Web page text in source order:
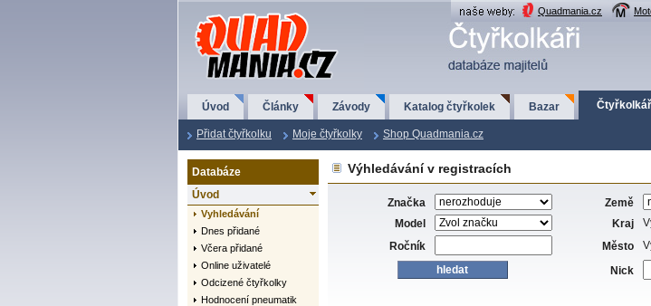
QuadMania.cz Quadmania.cz
Úvod Články Závody Katalog čtyřkolek Bazar
Přidat čtyřkolku Moje čtyřkolky Shop Quadmania.cz
Databáze
Úvod
Vyhledávání
Dnes přidané
Včera přidané
Online uživatelé
Odcizené čtyřkolky
Hodnocení pneumatik
Výhledávání v registracích
Značka
Země
Model
Kraj
Ročník
Město
Nick